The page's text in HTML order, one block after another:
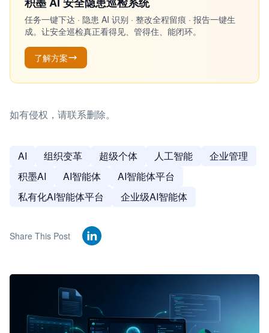
任务一键下达 · 隐患 AI 识别 · 整改全程留痕 · 报告一键生
成。让安全巡检真正看得见、管得住、能闭环。
了解方案
如有侵权，请联系删除。
AI 组织变革 超级个体 人工智能
企业管理
积墨AI
AI智能体
AI智能体平台
私有化AI智能体平台
企业级AI智能体
Share This Post